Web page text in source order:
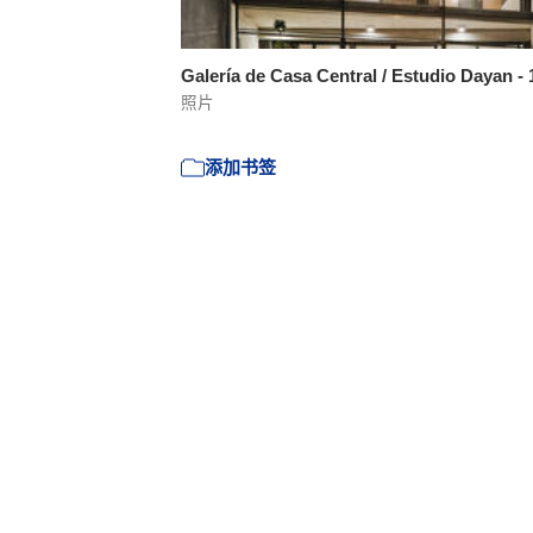
Galería de Casa Central / Estudio Dayan -
照片
添加书签